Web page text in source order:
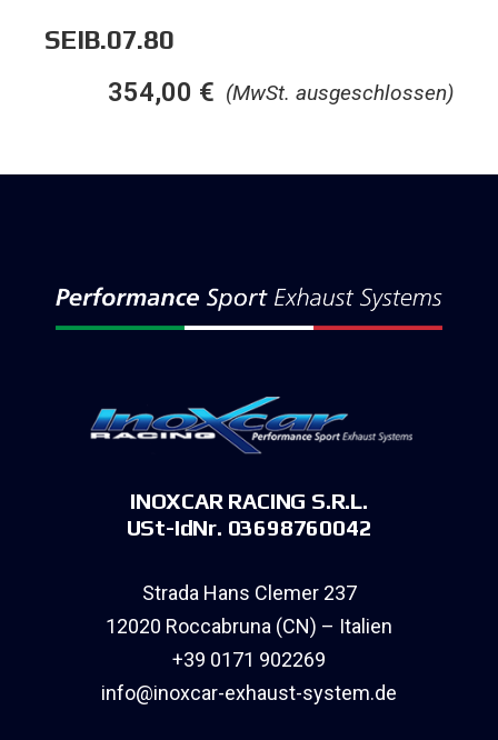
SEIB.07.80
(MwSt. ausgeschlossen)
354,00 €
INOXCAR RACING S.R.L.
USt-IdNr. 03698760042
Strada Hans Clemer 237
12020 Roccabruna (CN) – Italien
+39 0171 902269
info@inoxcar-exhaust-system.de